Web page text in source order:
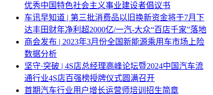
优秀中国特色社会主义事业建设者倡议书
车讯早知道 | 第三批消费品以旧换新资金将于7月下
达丰田财年净利超2000亿/一汽-大众“百店千家”落地
商会发布 | 2023年3月份全国新能源乘用车市场上险
数据分析
坚守·突破 | 4S店总经理高峰论坛暨2024中国汽车流
通行业4S店百强榜授牌仪式圆满召开
首期汽车行业用户增长运营师培训招生简章